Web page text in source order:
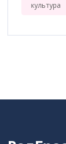
культура